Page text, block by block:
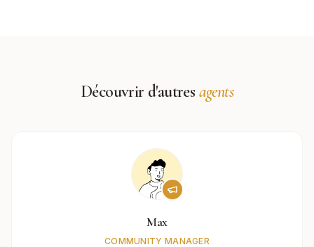
Découvrir d'autres agents
Max
COMMUNITY MANAGER